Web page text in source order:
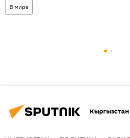
В мире
Кыргызстан